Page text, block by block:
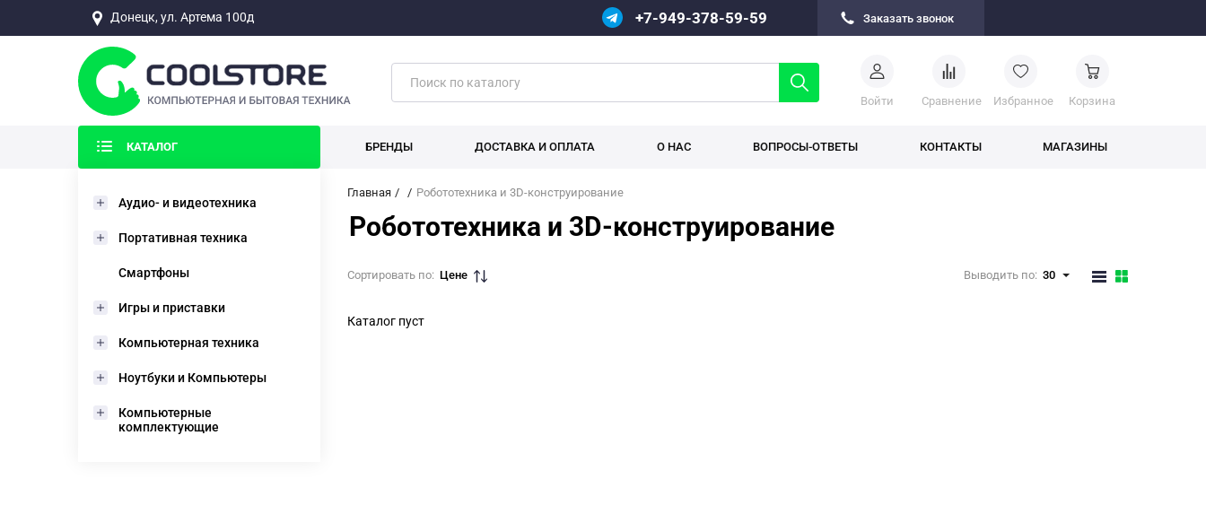
Донецк, ул. Артема 100д +7-949-378-59-59 Заказать звонок
Войти Cравнение Избранное Корзина
КАТАЛОГ БРЕНДЫ ДОСТАВКА И ОПЛАТА О НАС ВОПРОСЫ-ОТВЕТЫ КОНТАКТЫ МАГАЗИНЫ
Аудио- и видеотехника
Портативная техника
Смартфоны
Игры и приставки
Компьютерная техника
Ноутбуки и Компьютеры
Компьютерные
комплектующие
Главная Робототехника и 3D-конструирование
Робототехника и 3D-конструирование
Сортировать по: Цене Выводить по: 30
Каталог пуст